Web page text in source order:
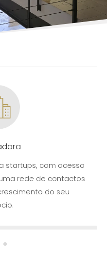
startups, com acesso
rede de contactos
do seu